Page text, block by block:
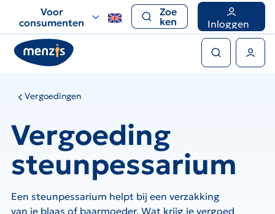
voor
snelle
navigatie
Voor
consumenten
Zoe
ken
Inloggen
Vergoedingen
Vergoeding
steunpessarium
Een steunpessarium helpt bij een verzakking
van je blaas of baarmoeder. Wat krijg je vergoed